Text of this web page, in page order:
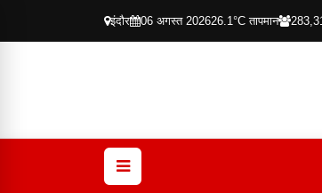
इंदौर 06 अगस्त 202626.1°C तापमान